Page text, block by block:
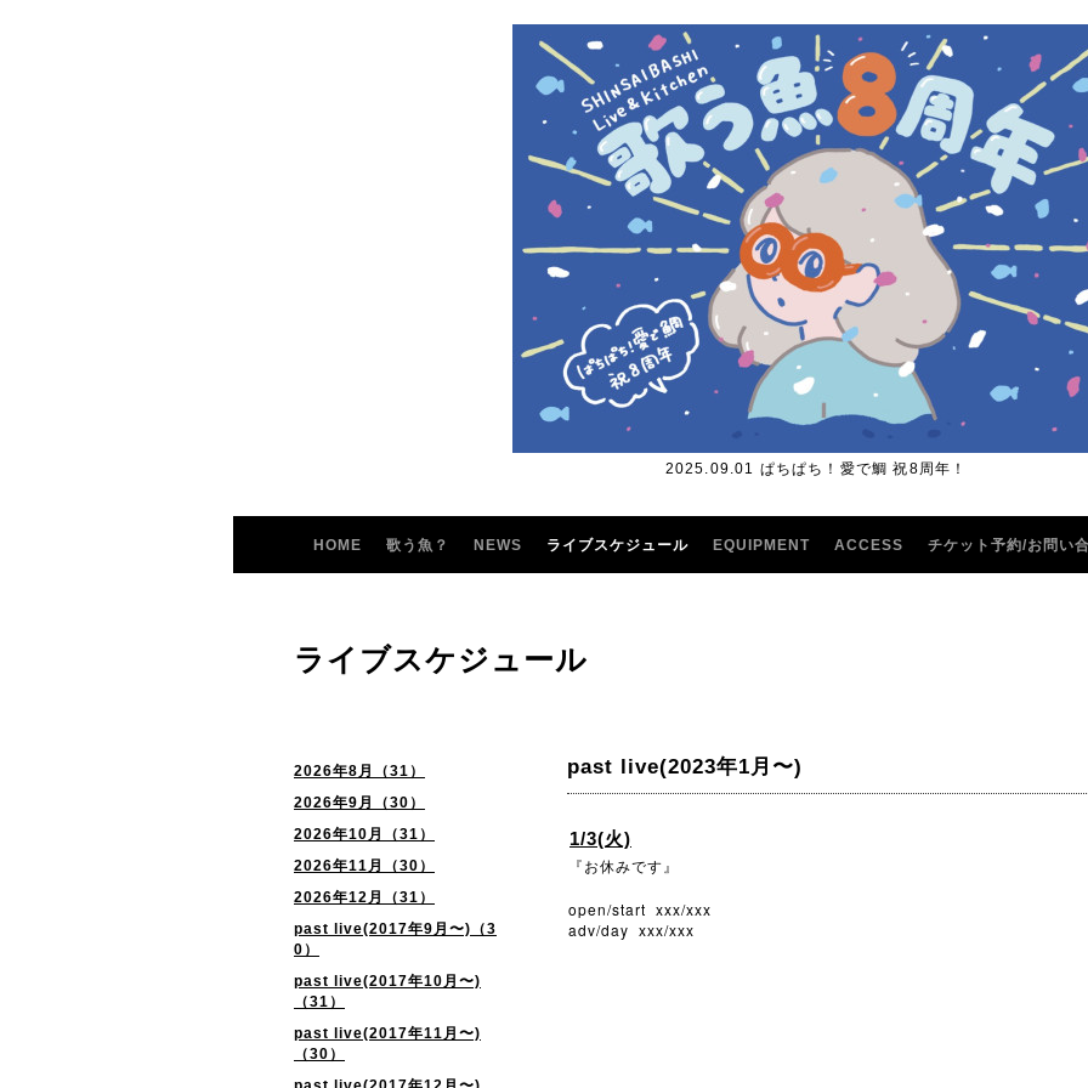
2025.09.01 ぱちぱち！愛で鯛 祝8周年！
HOME 歌う魚？ NEWS ライブスケジュール EQUIPMENT ACCESS チケット予約/お問い
2026年8月（31）
2026年9月（30）
2026年10月（31）
2026年11月（30）
2026年12月（31）
past live(2017年9月〜)（3
0）
past live(2017年10月〜)
（31）
past live(2017年11月〜)
（30）
ライブスケジュール
past live(2023年1月〜)
1/3(火)
『お休みです』
open/start xxx/xxx
adv/day xxx/xxx